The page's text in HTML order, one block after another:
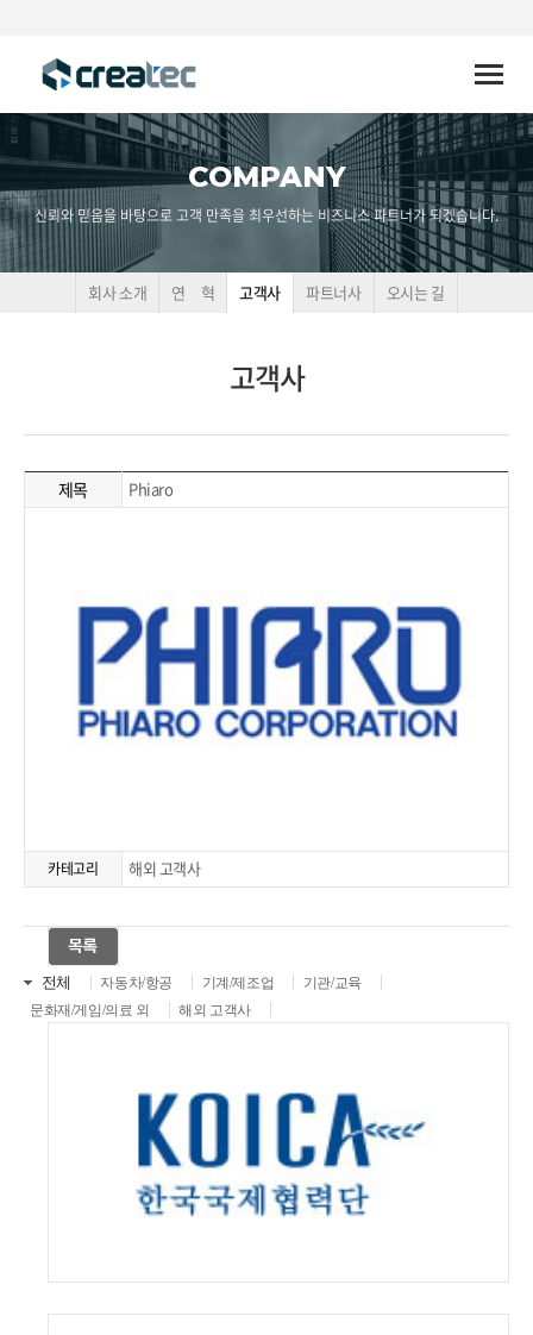
Toggle
COMPANY
신뢰와 믿음을 바탕으로 고객 만족을 최우선하는 비즈니스 파트너가 되겠습니다.
회사 소개 연 혁 고객사 파트너사 오시는 길
고객사
제목 Phiaro
카테고리 해외 고객사
전체 자동차/항공 기계/제조업
기관/교육
문화재/게임/의료 외
해외 고객사